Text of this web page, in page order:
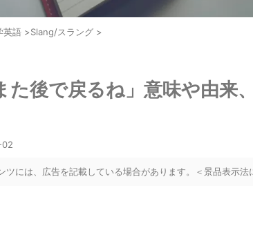
英語 >Slang/スラング >
た後で戻るね」意味や由来
ツには、広告を記載している場合があります。＜景品表示法